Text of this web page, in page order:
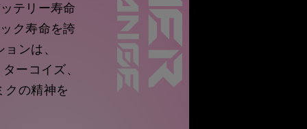
テリー寿命
ク寿命を誇
ンは、
ーコイズ、
クの精神を